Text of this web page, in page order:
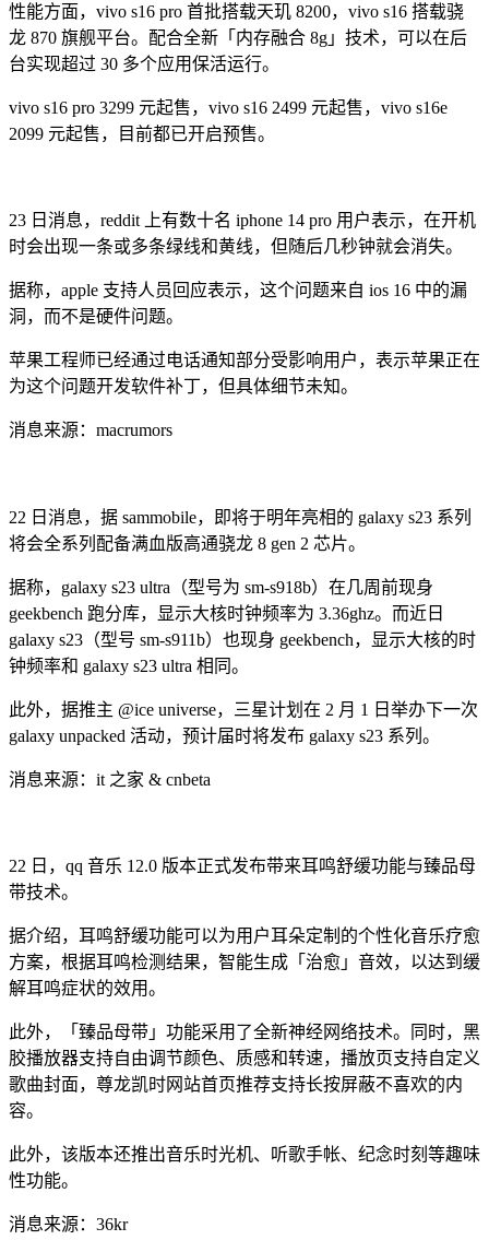
性能方面，vivo s16 pro 首批搭载天玑 8200，vivo s16 搭载骁
龙 870 旗舰平台。配合全新「内存融合 8g」技术，可以在后
台实现超过 30 多个应用保活运行。
vivo s16 pro 3299 元起售，vivo s16 2499 元起售，vivo s16e
2099 元起售，目前都已开启预售。
23 日消息，reddit 上有数十名 ‌iphone 14 pro‌ 用户表示，在开机
时会出现一条或多条绿线和黄线，但随后几秒钟就会消失。
据称，apple 支持人员回应表示，这个问题来自 ios 16 中的漏
洞，而不是硬件问题。
苹果工程师已经通过电话通知部分受影响用户，表示苹果正在
为这个问题开发软件补丁，但具体细节未知。
消息来源：macrumors
22 日消息，据 sammobile，即将于明年亮相的 galaxy s23 系列
将会全系列配备满血版高通骁龙 8 gen 2 芯片。
据称，galaxy s23 ultra（型号为 sm-s918b）在几周前现身
geekbench 跑分库，显示大核时钟频率为 3.36ghz。而近日
galaxy s23（型号 sm-s911b）也现身 geekbench，显示大核的时
钟频率和 galaxy s23 ultra 相同。
此外，据推主 @ice universe，三星计划在 2 月 1 日举办下一次
galaxy unpacked 活动，预计届时将发布 galaxy s23 系列。
消息来源：it 之家 & cnbeta
22 日，qq 音乐 12.0 版本正式发布带来耳鸣舒缓功能与臻品母
带技术。
据介绍，耳鸣舒缓功能可以为用户耳朵定制的个性化音乐疗愈
方案，根据耳鸣检测结果，智能生成「治愈」音效，以达到缓
解耳鸣症状的效用。
此外，「臻品母带」功能采用了全新神经网络技术。同时，黑
胶播放器支持自由调节颜色、质感和转速，播放页支持自定义
歌曲封面，尊龙凯时网站首页推荐支持长按屏蔽不喜欢的内
容。
此外，该版本还推出音乐时光机、听歌手帐、纪念时刻等趣味
性功能。
消息来源：36kr